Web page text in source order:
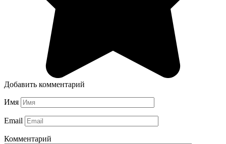
Добавить комментарий
Имя
Email
Комментарий